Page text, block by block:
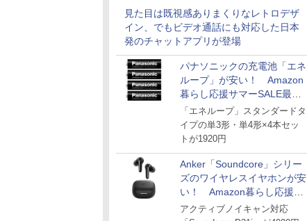
見た目は既視感ありまくりなレトロデザ
イン、でもビデオ通話にも対応した日本
発のチャットアプリが登場
パナソニックの充電池「エネ
ループ」が安い！ Amazon
暮らし応援サマーSALE最終
日
「エネループ」スタンダードタ
イプの単3形・単4形×4本セッ
トが1920円
Anker「Soundcore」シリー
ズのワイヤレスイヤホンが安
い！ Amazon暮らし応援サ
マーSALE
アクティブノイキャン対応